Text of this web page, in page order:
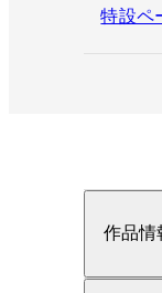
特設ペ
作品情